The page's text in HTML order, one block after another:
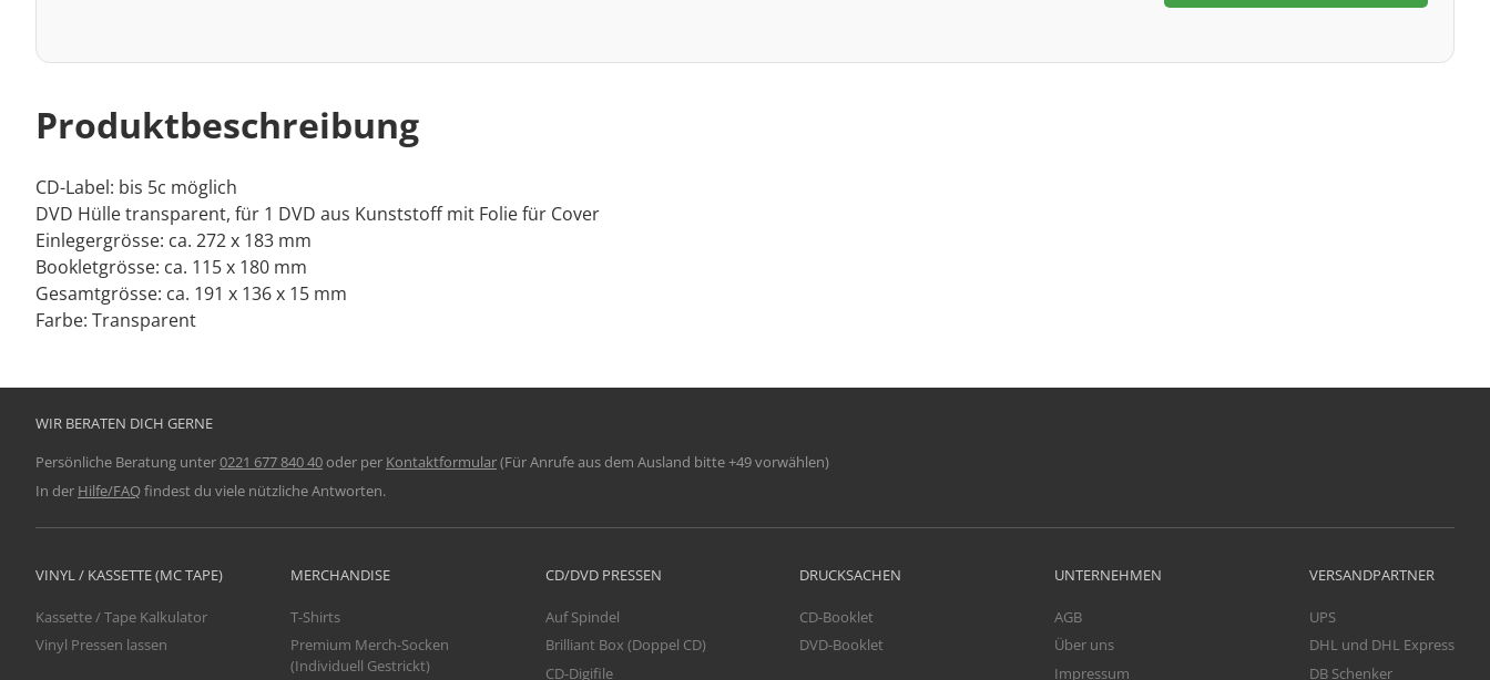
Produktbeschreibung
CD-Label: bis 5c möglich
DVD Hülle transparent, für 1 DVD aus Kunststoff mit Folie für Cover
Einlegergrösse: ca. 272 x 183 mm
Bookletgrösse: ca. 115 x 180 mm
Gesamtgrösse: ca. 191 x 136 x 15 mm
Farbe: Transparent
WIR BERATEN DICH GERNE
Persönliche Beratung unter0221 677 840 40oder per Kontaktformular(Für Anrufe aus dem Ausland bitte +49 vorwählen)
In der Hilfe/FAQfindest du viele nützliche Antworten.
VINYL / KASSETTE (MC TAPE)
Kassette / Tape Kalkulator
Vinyl Pressen lassen
MERCHANDISE
T-Shirts
Premium Merch-Socken
(Individuell Gestrickt)
CD/DVD PRESSEN
Auf Spindel
Brilliant Box (Doppel CD)
CD-Digifile
DRUCKSACHEN
CD-Booklet
DVD-Booklet
UNTERNEHMEN
AGB
Über uns
Impressum
VERSANDPARTNER
UPS
DHL und DHL Express
DB Schenker